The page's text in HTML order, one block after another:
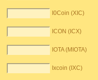
I0Coin (XIC)
ICON (ICX)
IOTA (MIOTA)
Ixcoin (IXC)